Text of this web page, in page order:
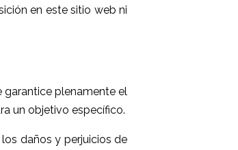
en este sitio web ni
garantice plenamente el
un objetivo específico.
daños y perjuicios de